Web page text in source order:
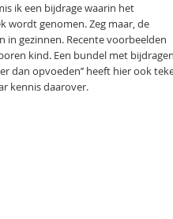
ik een bijdrage waarin het
wordt genomen. Zeg maar, de
in gezinnen. Recente voorbeelden
kind. Een bundel met bijdragen
dan opvoeden’’ heeft hier ook
kennis daarover.